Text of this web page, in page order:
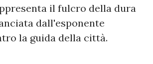
il fulcro della dura
dall'esponente
la guida della città.